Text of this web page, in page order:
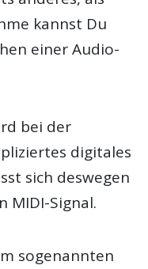
kannst Du
einer Audio-
bei der
digitales
sich deswegen
MIDI-Signal.
sogenannten